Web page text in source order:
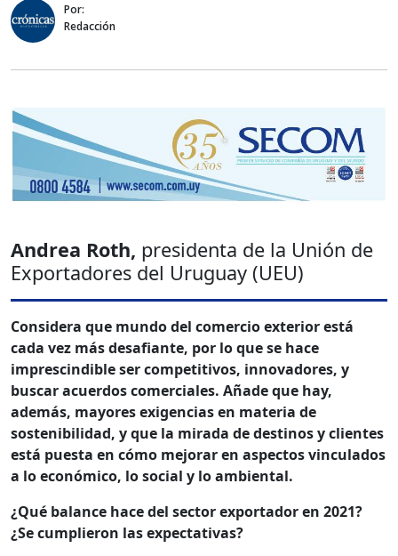
Por:
Redacción
Andrea Roth, presidenta de la Unión de
Exportadores del Uruguay (UEU)
Considera que mundo del comercio exterior está
cada vez más desafiante, por lo que se hace
imprescindible ser competitivos, innovadores, y
buscar acuerdos comerciales. Añade que hay,
además, mayores exigencias en materia de
sostenibilidad, y que la mirada de destinos y clientes
está puesta en cómo mejorar en aspectos vinculados
a lo económico, lo social y lo ambiental.
¿Qué balance hace del sector exportador en 2021?
¿Se cumplieron las expectativas?